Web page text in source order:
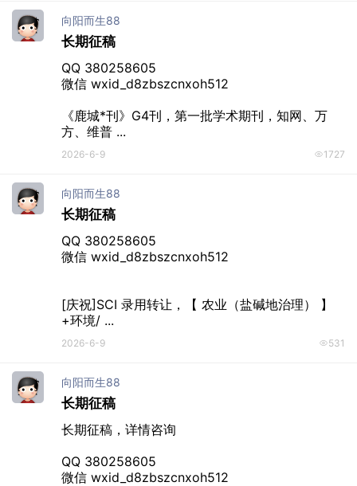
向阳而生88
长期征稿
QQ 380258605
微信 wxid_d8zbszcnxoh512
《鹿城*刊》G4刊，第一批学术期刊，知网、万
方、维普 ...
2026-6-9 1727
向阳而生88
长期征稿
QQ 380258605
微信 wxid_d8zbszcnxoh512
[庆祝]SCI 录用转让，【 农业（盐碱地治理） 】
+环境/ ...
2026-6-9 531
向阳而生88
长期征稿
长期征稿，详情咨询
QQ 380258605
微信 wxid_d8zbszcnxoh512